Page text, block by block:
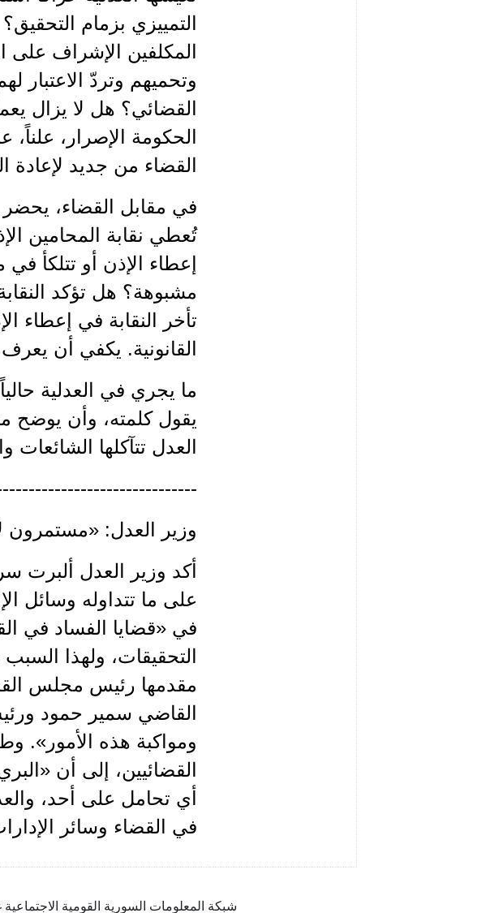
التمييزي بزمام
المكلفين الإشراف
وتحميهم وتردّ الاعتبار
القضائي؟ هل لا يزال
الحكومة الإصرار،
القضاء من جديد لإعادة
في مقابل القضاء، يحضر
تُعطي نقابة المحامين
إعطاء الإذن أو تتلكأ
مشبوهة؟ هل تؤكد
تأخر النقابة في إعطاء
القانونية. يكفي أن
ما يجري في العدلية
يقول كلمته، وأن يوضح
العدل تتآكلها الشائعات
وزير العدل: «مستمرون
أكد وزير العدل ألبرت
على ما تتداوله وسائل
في «قضايا الفساد في
التحقيقات، ولهذا
مقدمها رئيس مجلس
القاضي سمير حمود
ومواكبة هذه الأمور».
القضائيين، إلى أن
أي تحامل على أحد،
في القضاء وسائر
شبكة المعلومات السورية القومية